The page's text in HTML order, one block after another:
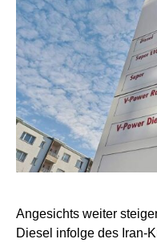
Angesichts weiter
Diesel infolge des Iran-